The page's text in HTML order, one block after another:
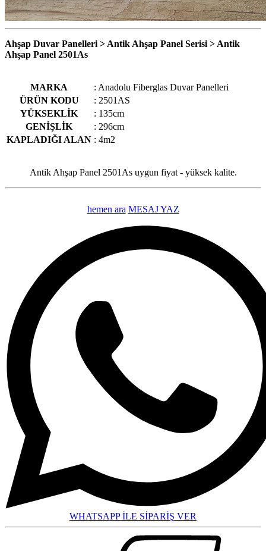
Ahşap Duvar Panelleri > Antik Ahşap Panel Serisi > Antik
Ahşap Panel 2501As
MARKA
: Anadolu Fiberglas Duvar Panelleri
ÜRÜN KODU
: 2501AS
YÜKSEKLİK
: 135cm
GENİŞLİK
: 296cm
KAPLADIĞI ALAN : 4m2
Antik Ahşap Panel 2501As uygun fiyat - yüksek kalite.
hemen ara MESAJ YAZ
WHATSAPP İLE SİPARİŞ VER